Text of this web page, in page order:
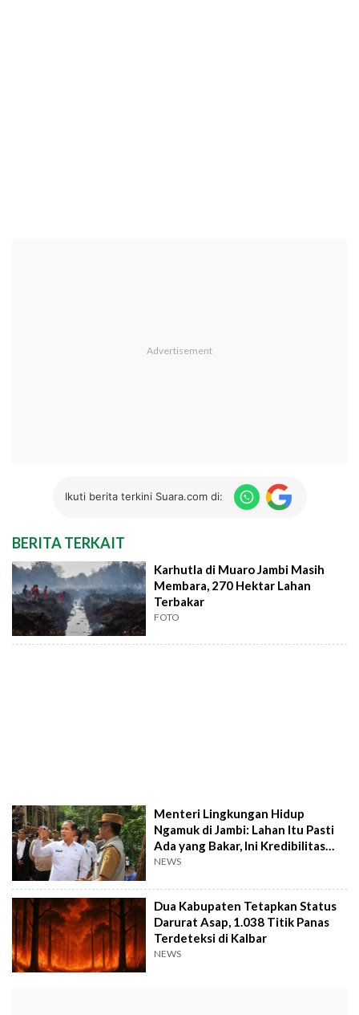
Ikuti berita terkini Suara.com di:
BERITA TERKAIT
Karhutla di Muaro Jambi Masih
Membara, 270 Hektar Lahan
Terbakar
FOTO
Menteri Lingkungan Hidup
Ngamuk di Jambi: Lahan Itu Pasti
Ada yang Bakar, Ini Kredibilitas
Negara!
NEWS
Dua Kabupaten Tetapkan Status
Darurat Asap, 1.038 Titik Panas
Terdeteksi di Kalbar
NEWS